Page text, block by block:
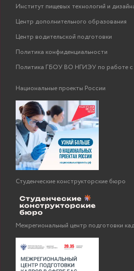
Институт пищевых технологий и
Центр дополнительного образования
Центр водительской подготовки
Политика конфиденциальности
Политика ГБОУ ВО НГИЭУ по работе с
Национальные проекты России
Студенческие конструкторские бюро
Межрегиональный центр подготовки